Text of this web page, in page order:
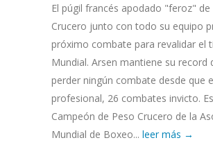
El púgil francés apodado "feroz" de
Crucero junto con todo su equipo
próximo combate para revalidar el
Mundial. Arsen mantiene su record
perder ningún combate desde que
profesional, 26 combates invicto.
Campeón de Peso Crucero de la
Mundial de Boxeo... leer más →